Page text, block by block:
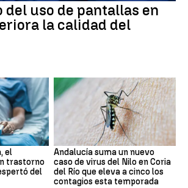
del uso de pantallas en
la calidad del
el
trastorno
del
Andalucía suma un nuevo
caso de virus del Nilo en Coria
del Río que eleva a cinco los
contagios esta temporada